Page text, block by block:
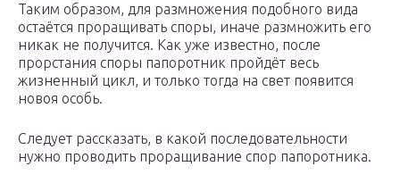
Таким образом, для размножения подобного вида
остаётся проращивать споры, иначе размножить его
никак не получится. Как уже известно, после
прорстания споры папоротник пройдёт весь
жизненный цикл, и только тогда на свет появится
новоя особь.
Следует рассказать, в какой последовательности
нужно проводить проращивание спор папоротника.